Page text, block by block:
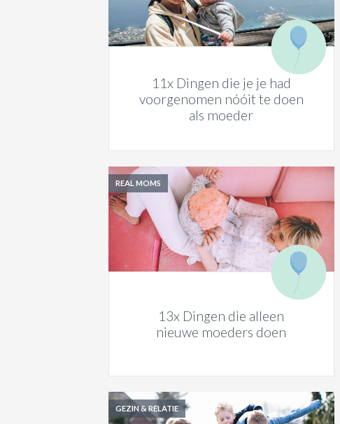
11x Dingen die je je had
voorgenomen nóóit te doen
als moeder
REAL MOMS
13x Dingen die alleen
nieuwe moeders doen
GEZIN & RELATIE